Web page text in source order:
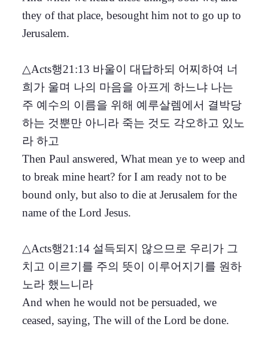
they of that place, besought him not to go up to
Jerusalem.
△Acts행21:13 바울이 대답하되 어찌하여 너
희가 울며 나의 마음을 아프게 하느냐 나는
주 예수의 이름을 위해 예루살렘에서 결박당
하는 것뿐만 아니라 죽는 것도 각오하고 있노
라 하고
Then Paul answered, What mean ye to weep and
to break mine heart? for I am ready not to be
bound only, but also to die at Jerusalem for the
name of the Lord Jesus.
△Acts행21:14 설득되지 않으므로 우리가 그
치고 이르기를 주의 뜻이 이루어지기를 원하
노라 했느니라
And when he would not be persuaded, we
ceased, saying, The will of the Lord be done.